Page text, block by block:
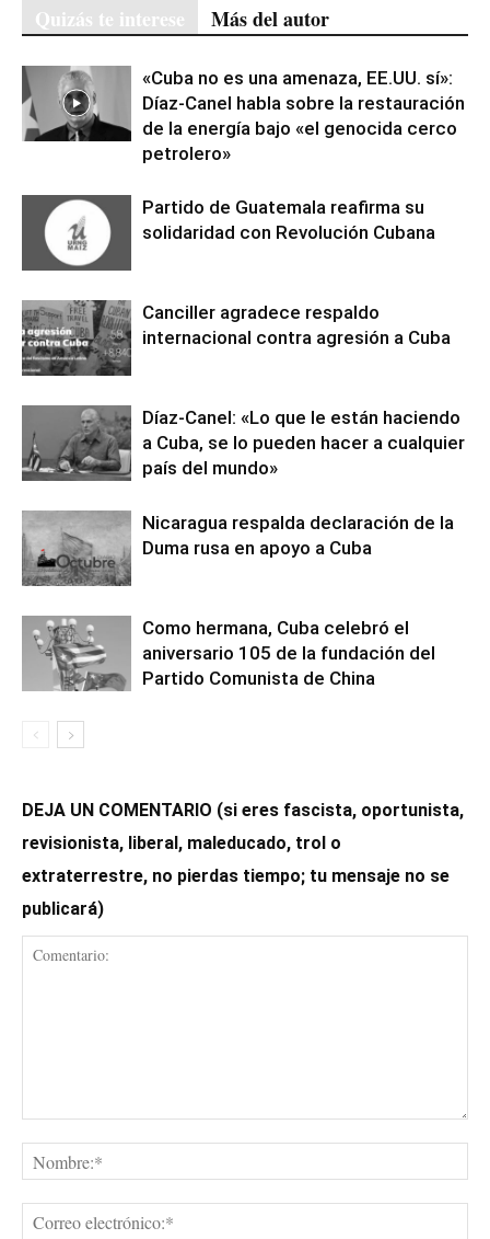
Quizás te interese Más del autor
«Cuba no es una amenaza, EE.UU. sí»:
Díaz-Canel habla sobre la restauración
de la energía bajo «el genocida cerco
petrolero»
Partido de Guatemala reafirma su
solidaridad con Revolución Cubana
Canciller agradece respaldo
internacional contra agresión a Cuba
Díaz-Canel: «Lo que le están haciendo
a Cuba, se lo pueden hacer a cualquier
país del mundo»
Nicaragua respalda declaración de la
Duma rusa en apoyo a Cuba
Como hermana, Cuba celebró el
aniversario 105 de la fundación del
Partido Comunista de China
DEJA UN COMENTARIO (si eres fascista, oportunista,
revisionista, liberal, maleducado, trol o
extraterrestre, no pierdas tiempo; tu mensaje no se
publicará)